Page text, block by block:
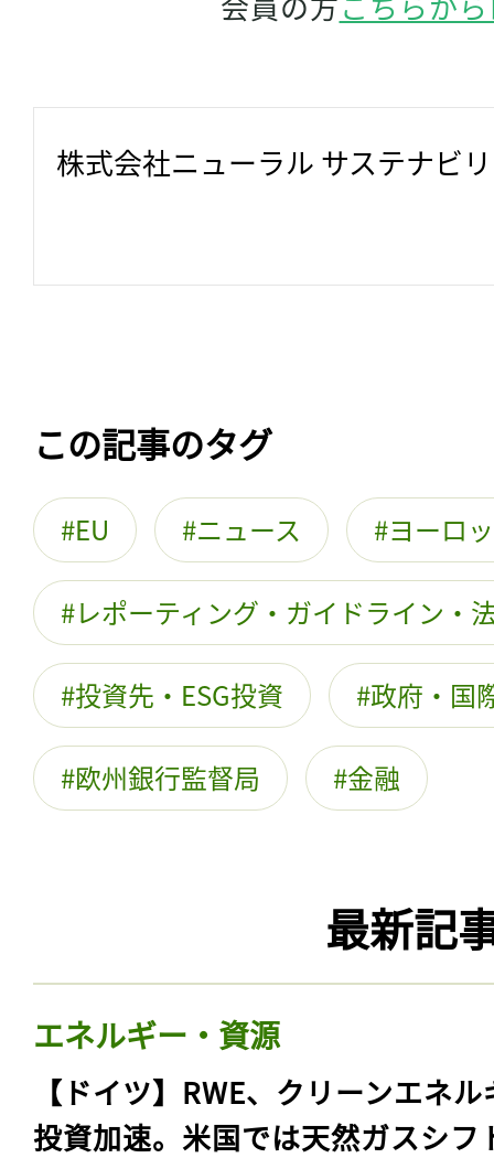
株式会社ニューラル サステナビ
この記事のタグ
EU ニュース ヨーロ
レポーティング・ガイドライン・
投資先・ESG投資 政府・国
欧州銀行監督局 金融
最新記
エネルギー・資源
【ドイツ】RWE、クリーンエネ
投資加速。米国では天然ガスシフ